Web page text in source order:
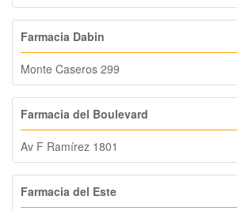
Farmacia Dabin
Monte Caseros 299
Farmacia del Boulevard
Av F Ramírez 1801
Farmacia del Este